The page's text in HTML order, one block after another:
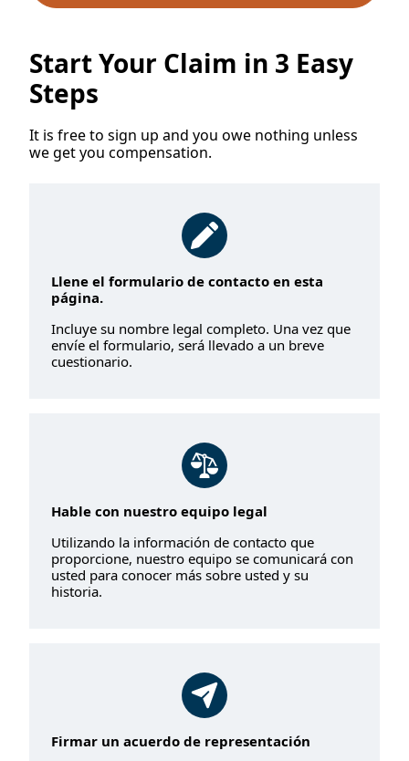
Start Your Claim in 3 Easy
Steps
It is free to sign up and you owe nothing unless
we get you compensation.
Llene el formulario de contacto en esta
página.
Incluye su nombre legal completo. Una vez que
envíe el formulario, será llevado a un breve
cuestionario.
Hable con nuestro equipo legal
Utilizando la información de contacto que
proporcione, nuestro equipo se comunicará con
usted para conocer más sobre usted y su
historia.
Firmar un acuerdo de representación